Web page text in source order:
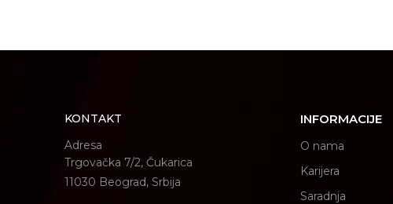
KONTAKT
Adresa
Trgovačka 7/2, Čukarica
11030 Beograd, Srbija
INFORMACIJE
O nama
Karijera
Saradnja